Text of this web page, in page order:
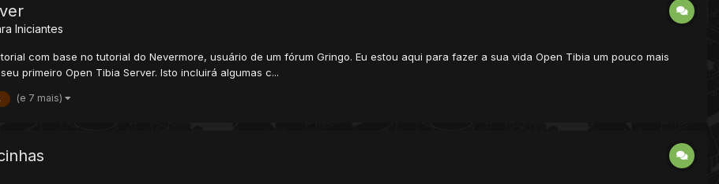
Iniciantes
com base no tutorial do Nevermore, usuário de um fórum Gringo. Eu estou aqui para fazer a sua vida Open Tibia um pouco mais
primeiro Open Tibia Server. Isto incluirá algumas c...
(e 7 mais)